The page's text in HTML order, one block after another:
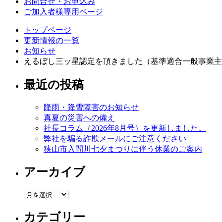
ご加入者様専用ページ
トップページ
更新情報の一覧
お知らせ
えるぼし三ッ星認定を頂きました（基準適合一般事業
最近の投稿
降雨・降雪障害のお知らせ
真夏の災害への備え
社長コラム（2026年8月号）を更新しました。
弊社を騙る詐欺メールにご注意ください
狭山市入間川七夕まつりに伴う休業のご案内
アーカイブ
ア
カ
カテゴリー